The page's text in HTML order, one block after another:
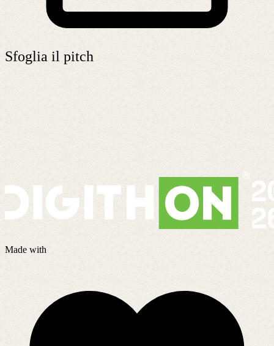
Sfoglia il pitch
Made with